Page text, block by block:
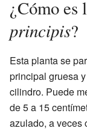
¿Cómo es
principis?
Esta planta se
principal gruesa
cilindro. Puede
de 5 a 15
azulado, a veces